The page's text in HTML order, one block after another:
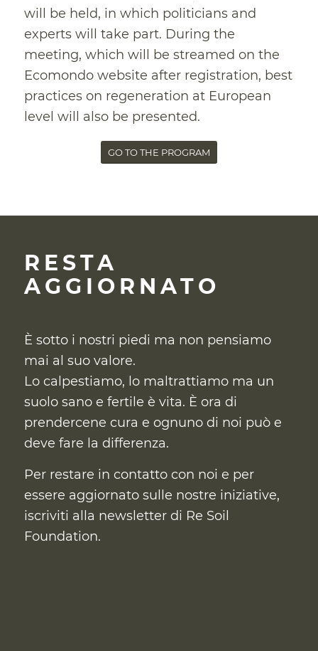
will be held, in which politicians and
experts will take part. During the
meeting, which will be streamed on the
Ecomondo website after registration, best
practices on regeneration at European
level will also be presented.
GO TO THE PROGRAM
RESTA
AGGIORNATO
È sotto i nostri piedi ma non pensiamo
mai al suo valore.
Lo calpestiamo, lo maltrattiamo ma un
suolo sano e fertile è vita. È ora di
prendercene cura e ognuno di noi può e
deve fare la differenza.
Per restare in contatto con noi e per
essere aggiornato sulle nostre iniziative,
iscriviti alla newsletter di Re Soil
Foundation.